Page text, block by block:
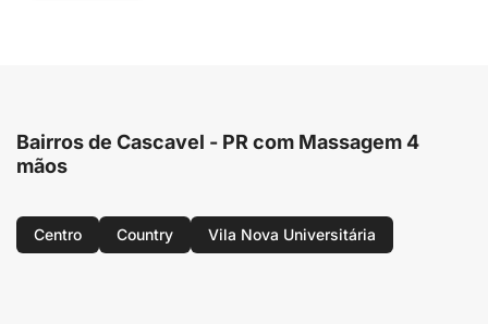
Bairros de Cascavel - PR com Massagem 4
mãos
Centro Country Vila Nova Universitária